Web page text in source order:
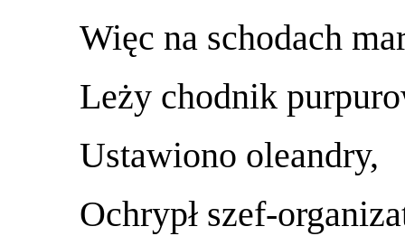
Więc na schodach
Leży chodnik
Ustawiono oleandry,
Ochrypł szef-